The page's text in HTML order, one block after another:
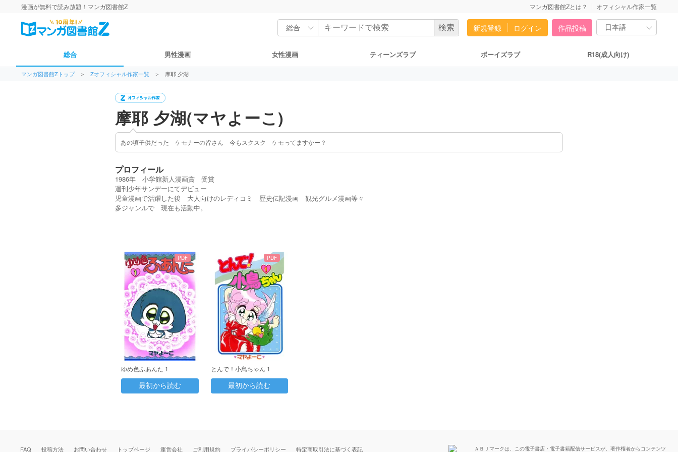
漫画が無料で読み放題！マンガ図書館Z マンガ図書館Zとは？ オフィシャル作家一覧
新規登録 ログイン 作品投稿
総合 男性漫画 女性漫画 ティーンズラブ ボーイズラブ R18(成人向け)
マンガ図書館Zトップ ＞ Zオフィシャル作家一覧 ＞ 摩耶 夕湖
摩耶 夕湖(マヤよーこ)
あの頃子供だった ケモナーの皆さん 今もスクスク ケモってますかー？
プロフィール
1986年 小学館新人漫画賞 受賞
週刊少年サンデーにてデビュー
児童漫画で活躍した後 大人向けのレディコミ 歴史伝記漫画 観光グルメ漫画等々
多ジャンルで 現在も活動中。
ゆめ色ふあんた 1
PDF
最初から読む
とんで！小鳥ちゃん 1
PDF
最初から読む
ＡＢＪマークは、この電子書店・電子書籍配信サービスが、著作権者からコンテンツ
FAQ 投稿方法 お問い合わせ トップページ 運営会社 ご利用規約 プライバシーポリシー 特定商取引法に基づく表記